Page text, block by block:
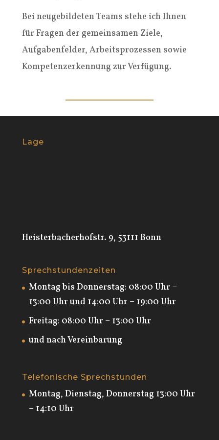
Bei neugebildeten Teams stehe ich Ihnen
für Fragen der gemeinsamen Ziele,
Aufgabenfelder, Arbeitsprozessen sowie
Kompetenzerkennung zur Verfügung.
Lage
Heisterbacherhofstr. 9, 53111 Bonn
Sprechstundenzeiten
Montag bis Donnerstag: 08:00 Uhr –
13:00 Uhr und 14:00 Uhr – 19:00 Uhr
Freitag: 08:00 Uhr – 13:00 Uhr
und nach Vereinbarung
Telefonische Sprechstunden
Montag, Dienstag, Donnerstag 13:00 Uhr
– 14:10 Uhr